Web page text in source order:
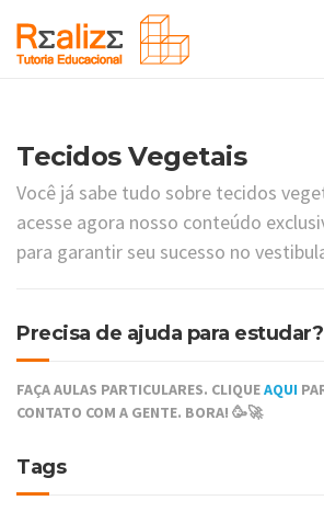
Tecidos Vegetais
Você já sabe tudo sobre tecidos
acesse agora nosso conteúdo
para garantir seu sucesso no
Precisa de ajuda para estudar?
FAÇA AULAS PARTICULARES. CLIQUEAQUI
CONTATO COM A GENTE. BORA! 🥳🚀
Tags